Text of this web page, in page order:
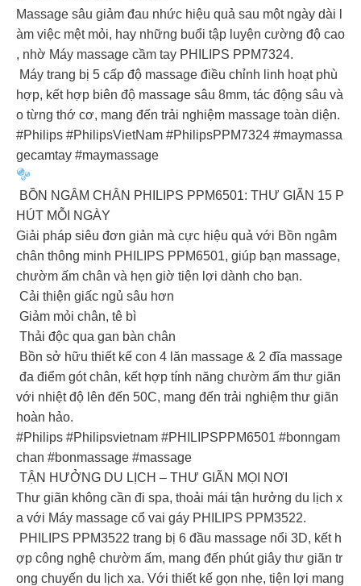
Massage sâu giảm đau nhức hiệu quả sau một ngày dài l
àm việc mệt mỏi, hay những buổi tập luyện cường độ cao
, nhờ Máy massage cầm tay PHILIPS PPM7324.
Máy trang bị 5 cấp độ massage điều chỉnh linh hoạt phù
hợp, kết hợp biên độ massage sâu 8mm, tác động sâu và
o từng thớ cơ, mang đến trải nghiệm massage toàn diện.
#Philips #PhilipsVietNam #PhilipsPPM7324 #maymassa
gecamtay #maymassage
BỒN NGÂM CHÂN PHILIPS PPM6501: THƯ GIÃN 15 P
HÚT MỖI NGÀY
Giải pháp siêu đơn giản mà cực hiệu quả với Bồn ngâm
chân thông minh PHILIPS PPM6501, giúp bạn massage,
chườm ấm chân và hẹn giờ tiện lợi dành cho bạn.
Cải thiện giấc ngủ sâu hơn
Giảm mỏi chân, tê bì
Thải độc qua gan bàn chân
Bồn sở hữu thiết kế con 4 lăn massage & 2 đĩa massage
đa điểm gót chân, kết hợp tính năng chườm ấm thư giãn
với nhiệt độ lên đến 50C, mang đến trải nghiệm thư giãn
hoàn hảo.
#Philips #Philipsvietnam #PHILIPSPPM6501 #bonngam
chan #bonmassage #massage
️ TẬN HƯỞNG DU LỊCH – THƯ GIÃN MỌI NƠI
Thư giãn không cần đi spa, thoải mái tận hưởng du lịch x
a với Máy massage cổ vai gáy PHILIPS PPM3522.
PHILIPS PPM3522 trang bị 6 đầu massage nổi 3D, kết h
ợp công nghệ chườm ấm, mang đến phút giây thư giãn tr
ong chuyến du lịch xa. Với thiết kế gọn nhẹ, tiện lợi mang